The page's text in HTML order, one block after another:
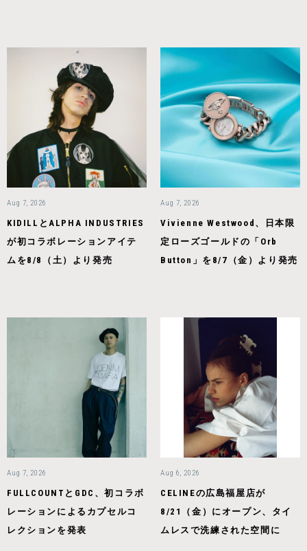
Aug 7, 2026
KIDILLとALPHA INDUSTRIES
が初コラボレーションアイテ
ムを8/8（土）より発売
Aug 7, 2026
Vivienne Westwood、日本限
定ローズゴールドの「Orb
Button」を8/7（金）より発売
Aug 7, 2026
FULLCOUNTとGDC、初コラボ
レーションによるカプセルコ
レクションを発表
Aug 6, 2026
CELINEの広島福屋店が
8/21（金）にオープン、タイ
ムレスで洗練された空間に